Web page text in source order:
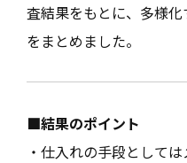
査結果をもとに、多様
をまとめました。
■結果のポイント
・仕入れの手段として